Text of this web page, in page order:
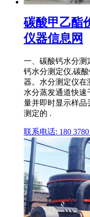
碳酸甲乙酯
仪器信息网
一、碳酸钙水分测
钙水分测定仪,碳
器。水分测定仪在
水分蒸发通道快速
量并即时显示样品
测定的 .
联系电话: 180 3780